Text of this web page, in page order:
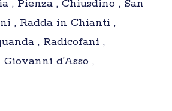
, Pienza , Chiusdino , San
, Radda in Chianti ,
, Radicofani ,
d’Asso ,